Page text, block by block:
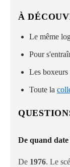
À
Le même
Pour
Les
Toute la
De quand
De 1976. Le